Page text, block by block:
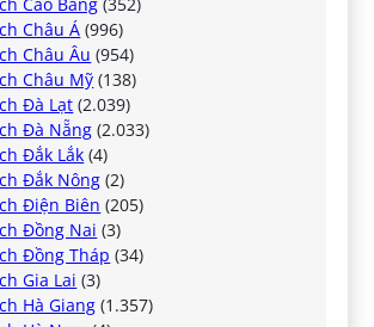
Cao Bằng (352)
Châu Á (996)
Châu Âu (954)
Châu Mỹ (138)
Đà Lạt (2.039)
Đà Nẵng (2.033)
Đắk Lắk (4)
Đắk Nông (2)
Điện Biên (205)
Đồng Nai (3)
Đồng Tháp (34)
Gia Lai (3)
Hà Giang (1.357)